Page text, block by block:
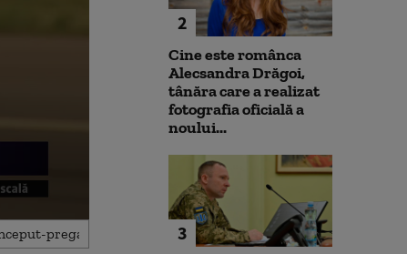
2
Cine este românca
Alecsandra Drăgoi,
tânăra care a realizat
fotografia oficială a
noului...
3